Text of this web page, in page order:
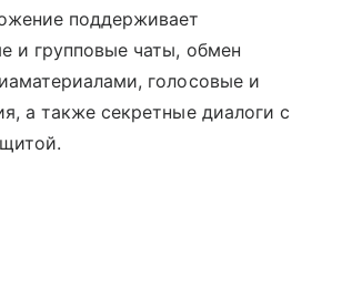
поддерживает
и групповые чаты, обмен
голосовые и
а также секретные диалоги с